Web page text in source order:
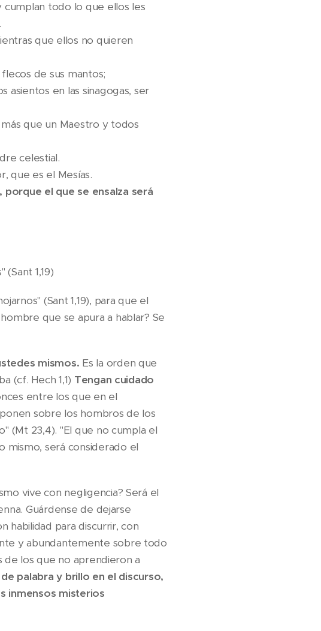
cumplan todo lo que ellos les
que ellos no quieren
de sus mantos;
asientos en las sinagogas, ser
que un Maestro y todos
celestial.
que es el Mesías.
el que se ensalza será
1,19)
(Sant 1,19), para que el
que se apura a hablar? Se
mismos. Es la orden que
(cf. Hech 1,1) Tengan cuidado
entre los que en el
sobre los hombros de los
(Mt 23,4). "El que no cumpla el
mismo, será considerado el
vive con negligencia? Será el
Guárdense de dejarse
habilidad para discurrir, con
y abundantemente sobre todo
de los que no aprendieron a
palabra y brillo en el discurso,
inmensos misterios